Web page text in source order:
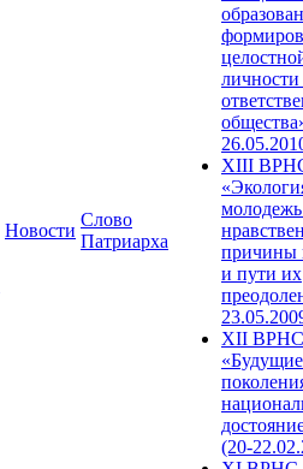
Новости
Слово
Патриарха
XIII
причины
и пути их
XII ВРНС
«Будущие
(20-